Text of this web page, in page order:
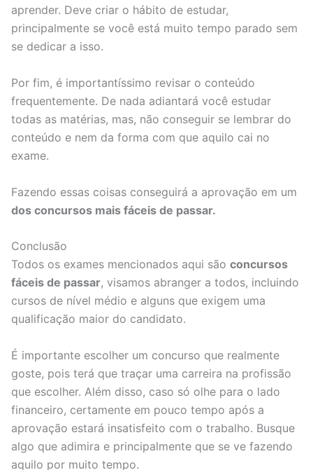
aprender. Deve criar o hábito de estudar,
principalmente se você está muito tempo parado sem
se dedicar a isso.
Por fim, é importantíssimo revisar o conteúdo
frequentemente. De nada adiantará você estudar
todas as matérias, mas, não conseguir se lembrar do
conteúdo e nem da forma com que aquilo cai no
exame.
Fazendo essas coisas conseguirá a aprovação em um
dos concursos mais fáceis de passar.
Conclusão
Todos os exames mencionados aqui são concursos
fáceis de passar, visamos abranger a todos, incluindo
cursos de nível médio e alguns que exigem uma
qualificação maior do candidato.
É importante escolher um concurso que realmente
goste, pois terá que traçar uma carreira na profissão
que escolher. Além disso, caso só olhe para o lado
financeiro, certamente em pouco tempo após a
aprovação estará insatisfeito com o trabalho. Busque
algo que adimira e principalmente que se ve fazendo
aquilo por muito tempo.